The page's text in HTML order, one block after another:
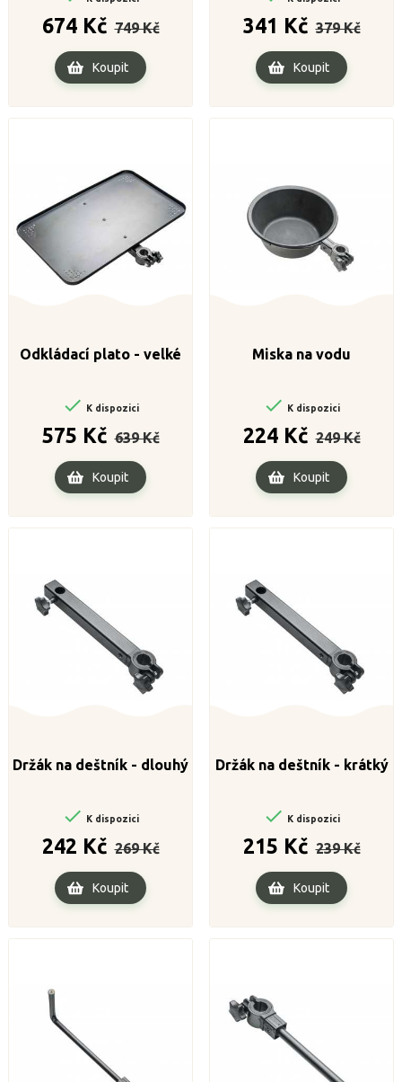
674 Kč cena
749 Kč
Koupit
341 Kč cena
379 Kč
Koupit
Odkládací plato - velké
 K dispozici
575 Kč cena
639 Kč
Cena
Koupit
Miska na vodu
 K dispozici
224 Kč cena
249 Kč
Cena
Koupit
Držák na deštník - dlouhý
 K dispozici
242 Kč cena
269 Kč
Cena
Koupit
Držák na deštník - krátký
 K dispozici
215 Kč cena
239 Kč
Cena
Koupit